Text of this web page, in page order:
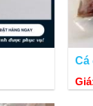
làm sạch ruột,
ớt, cá lưỡi trâu
Cá